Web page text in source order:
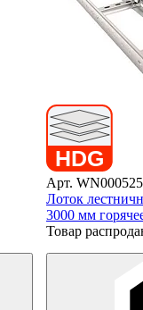
Арт.
Лоток
3000 мм
Товар